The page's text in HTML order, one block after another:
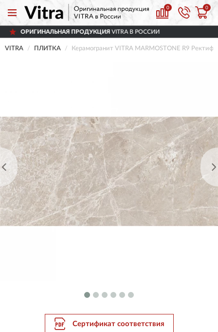
0 0
ПРОДУКЦИЯVITRA В РОССИИ
VITRA ПЛИТКА Керамогранит VITRA MARMOSTONE R9
Сертификат соответствия